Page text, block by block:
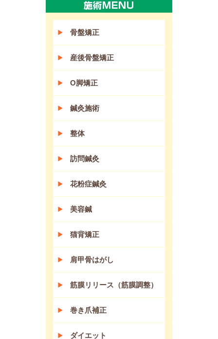
骨盤矯正
産後骨盤矯正
O脚矯正
鍼灸施術
整体
訪問鍼灸
花粉症鍼灸
美容鍼
猫背矯正
肩甲骨はがし
筋膜リリース（筋膜調整）
巻き爪補正
ダイエット